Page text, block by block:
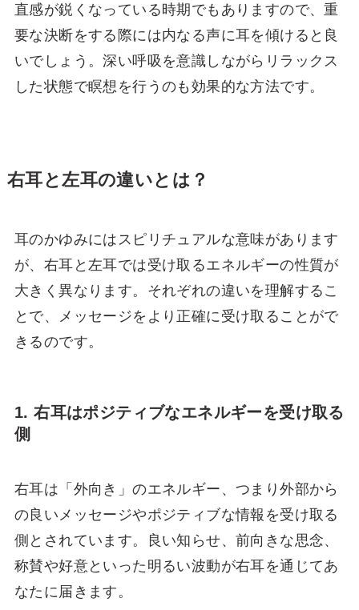
直感が鋭くなっている時期でもありますので、重
要な決断をする際には内なる声に耳を傾けると良
いでしょう。深い呼吸を意識しながらリラックス
した状態で瞑想を行うのも効果的な方法です。
右耳と左耳の違いとは？
耳のかゆみにはスピリチュアルな意味があります
が、右耳と左耳では受け取るエネルギーの性質が
大きく異なります。それぞれの違いを理解するこ
とで、メッセージをより正確に受け取ることがで
きるのです。
1. 右耳はポジティブなエネルギーを受け取る
側
右耳は「外向き」のエネルギー、つまり外部から
の良いメッセージやポジティブな情報を受け取る
側とされています。良い知らせ、前向きな思念、
称賛や好意といった明るい波動が右耳を通じてあ
なたに届きます。